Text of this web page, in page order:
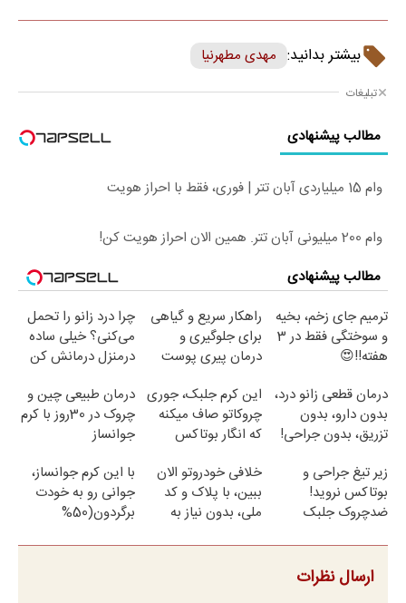
بیشتر بدانید: مهدی مطهرنیا
تبلیغات
مطالب پیشنهادی
وام 15 میلیاردی آبان تتر | فوری، فقط با احراز هویت
وام 200 میلیونی آبان تتر. همین الان احراز هویت کن!
مطالب پیشنهادی
ترمیم جای زخم، بخیه
و سوختگی فقط در 3
هفته!!😍
راهکار سریع و گیاهی
برای جلوگیری و
درمان پیری پوست
چرا درد زانو را تحمل
می‌کنی؟ خیلی ساده
درمنزل درمانش کن
درمان قطعی زانو درد،
بدون دارو، بدون
تزریق، بدون جراحی!
این کرم جلبک، جوری
چروکاتو صاف میکنه
که انگار بوتاکس
درمان طبیعی چین و
چروک در 30روز با کرم
جوانساز
زیر تیغ جراحی و
بوتاکس نروید!
ضدچروک جلبک
خلافی خودروتو الان
ببین، با پلاک و کد
ملی، بدون نیاز به
با این کرم جوانساز،
جوانی رو به خودت
برگردون(50%
ارسال نظرات